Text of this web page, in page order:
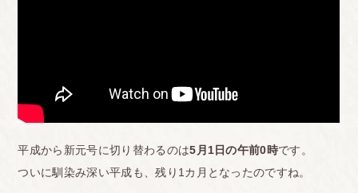
平成から新元号に切り替わるのは5月1日の午前0時です。
ついに馴染み深い平成も、残り1カ月となったのですね。